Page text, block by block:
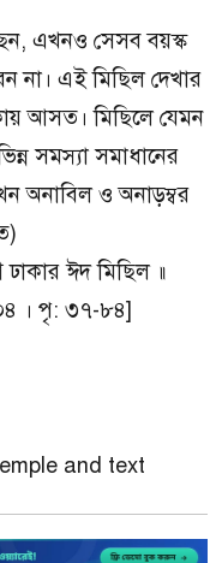
এখনও সেসব বয়স্ক
না। এই মিছিল দেখার
আসত। মিছিলে যেমন
সমস্যা সমাধানের
অনাবিল ও অনাড়ম্বর
ঈদ মিছিল ॥
। পৃ: ৩৭-৮৪]